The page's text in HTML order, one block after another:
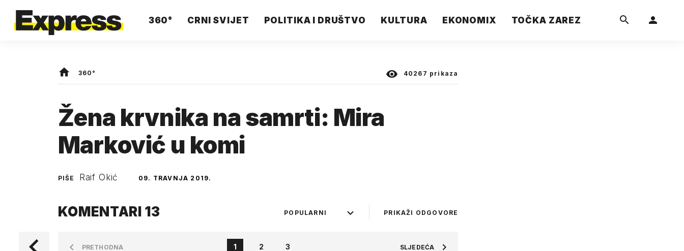
360° CRNI SVIJET POLITIKA I DRUŠTVO KULTURA EKONOMIX TOČKA ZAREZ
360° 40267 prikaza
Žena krvnika na samrti: Mira
Marković u komi
PIŠE Raif Okić 09. TRAVNJA 2019.
KOMENTARI 13 PRIKAŽI ODGOVORE
POPULARNI
PRETHODNA 1 2 3 SLJEDEĆA